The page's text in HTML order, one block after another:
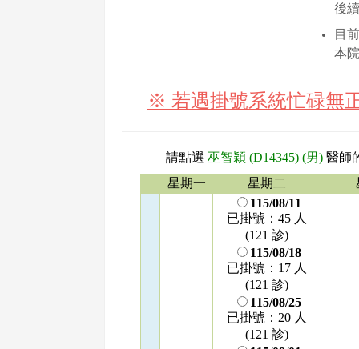
後
目
本
※ 若遇掛號系統忙碌無
請點選 巫智穎 (D14345) (男) 醫師